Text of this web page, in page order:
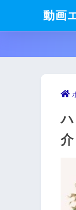
動画
介